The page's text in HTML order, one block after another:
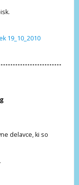
19_10_2010
delavce, ki so